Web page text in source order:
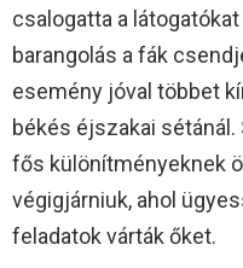
csalogatta a
barangolás a fák
esemény jóval többet
békés éjszakai
fős különítményeknek
végigjárniuk, ahol
feladatok várták őket.